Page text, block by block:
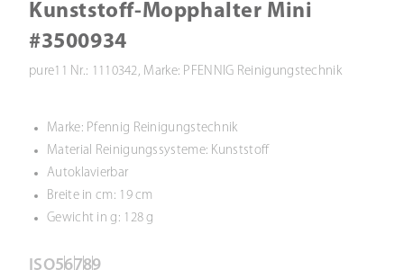
Kunststoff-Mopphalter Mini
#3500934
pure11 Nr.: 1110342, Marke: PFENNIG Reinigungstechnik
Marke: Pfennig Reinigungstechnik
Material Reinigungssysteme: Kunststoff
Autoklavierbar
Breite in cm: 19 cm
Gewicht in g: 128 g
ISO56789